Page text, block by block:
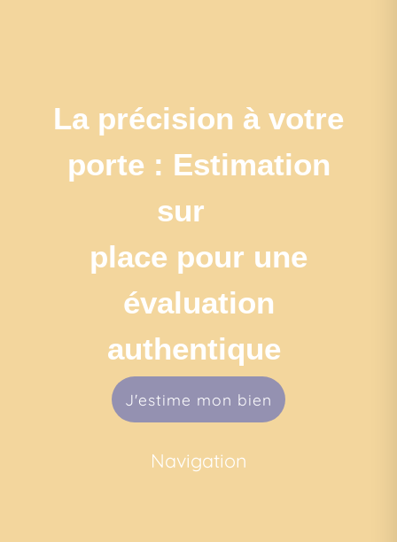
La précision à votre
porte : Estimation
sur
place pour une
évaluation
authentique
J'estime mon bien
Navigation